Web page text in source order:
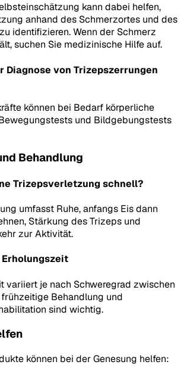
kann dabei helfen,
anhand des Schmerzortes und des
identifizieren. Wenn der Schmerz
suchen Sie medizinische Hilfe auf.
Diagnose von Trizepszerrungen
können bei Bedarf körperliche
und Bildgebungstests
Behandlung
Trizepsverletzung schnell?
umfasst Ruhe, anfangs Eis dann
Stärkung des Trizeps und
zur Aktivität.
variiert je nach Schweregrad zwischen
Behandlung und
sind wichtig.
können bei der Genesung helfen: